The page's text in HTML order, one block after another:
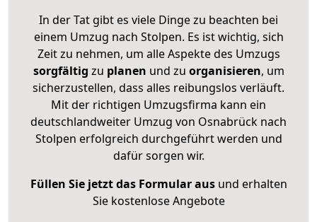
In der Tat gibt es viele Dinge zu beachten bei
einem Umzug nach Stolpen. Es ist wichtig, sich
Zeit zu nehmen, um alle Aspekte des Umzugs
sorgfältig zu planen und zu organisieren, um
sicherzustellen, dass alles reibungslos verläuft.
Mit der richtigen Umzugsfirma kann ein
deutschlandweiter Umzug von Osnabrück nach
Stolpen erfolgreich durchgeführt werden und
dafür sorgen wir.
Füllen Sie jetzt das Formular ausund erhalten
Sie kostenlose Angebote